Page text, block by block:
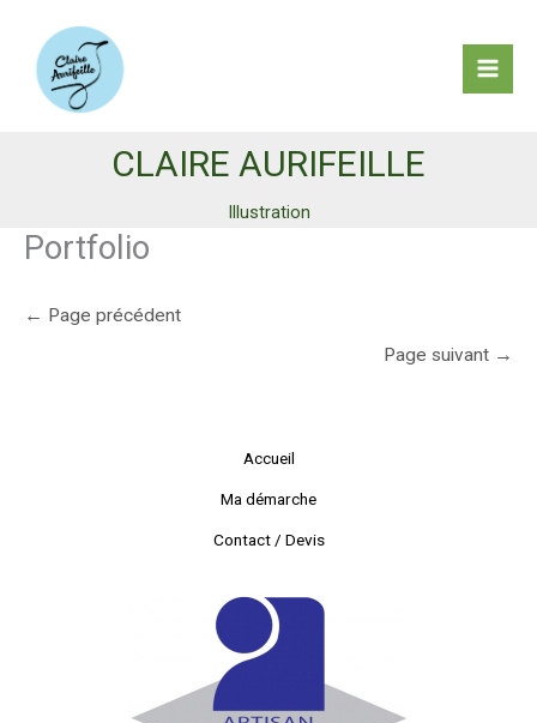
contenu
CLAIRE AURIFEILLE
Illustration
Portfolio
← Page précédent
Page suivant →
Accueil
Ma démarche
Contact / Devis